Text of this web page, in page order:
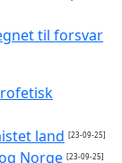
til forsvar
land [23-09-25]
Norge [23-09-25]